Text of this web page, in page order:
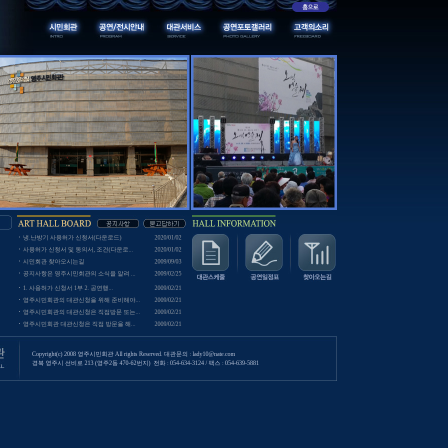
냉.난방기 사용허가 신청서(다운로드)
2020/01/02
사용허가 신청서 및 동의서, 조건(다운로...
2020/01/02
시민회관 찾아오시는길
2009/09/03
공지사항은 영주시민회관의 소식을 알려 ...
2009/02/25
1. 사용허가 신청서 1부 2. 공연행...
2009/02/21
영주시민회관의 대관신청을 위해 준비해야...
2009/02/21
영주시민회관의 대관신청은 직접방문 또는...
2009/02/21
영주시민회관 대관신청은 직접 방문을 해...
2009/02/21
Copyright(c) 2008 영주시민회관 All rights Reserved. 대관문의 : lady10@nate.com
경북 영주시 선비로 213 (영주2동 470-62번지) 전화 : 054-634-3124 / 팩스 : 054-639-5881